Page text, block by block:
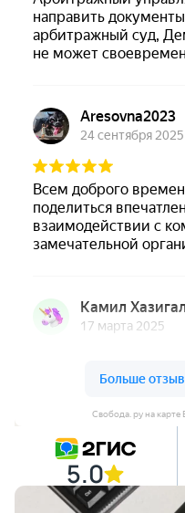
Свобода. ру на карте
5.0